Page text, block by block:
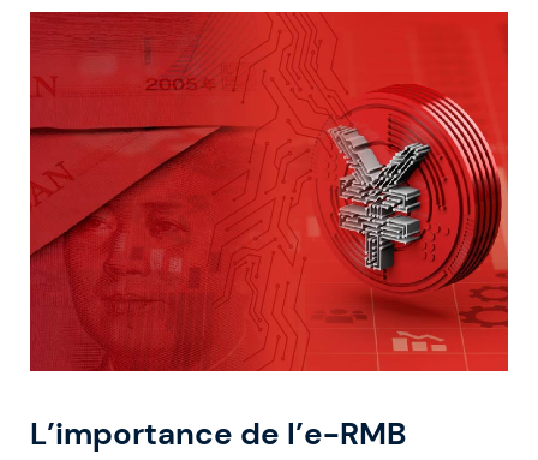
L’importance de l’e-RMB